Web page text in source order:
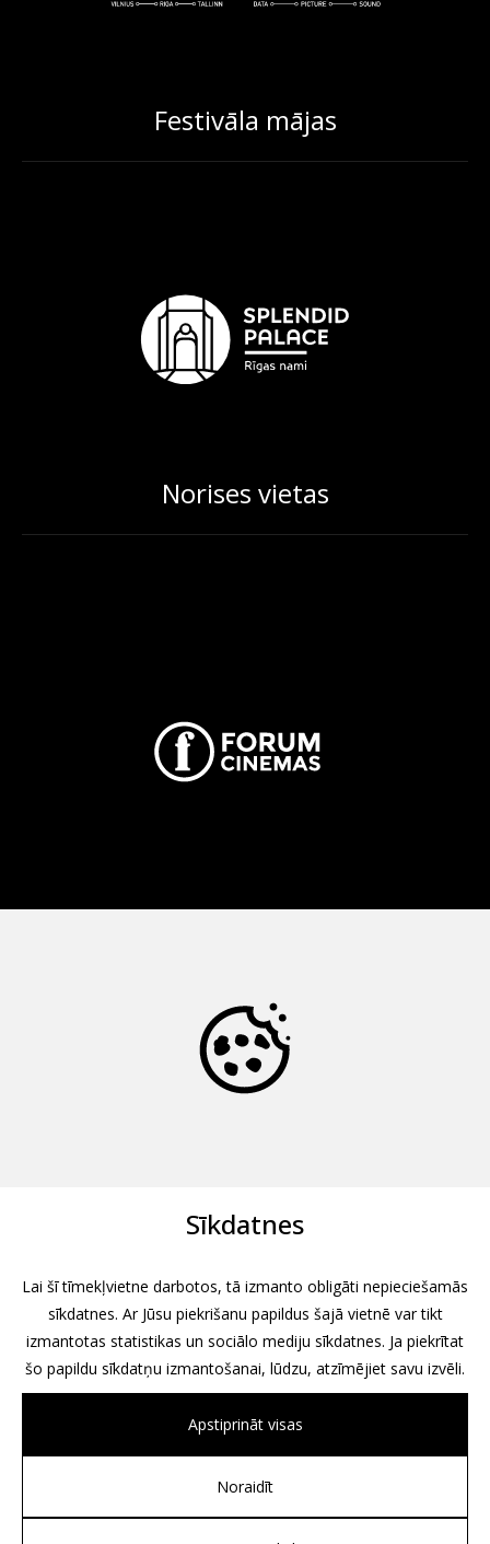
Festivāla mājas
Norises vietas
All rights reserved, 2026
Associates, Partners et Sons
Sīkdatnes
Lai šī tīmekļvietne darbotos, tā izmanto obligāti nepieciešamās
sīkdatnes. Ar Jūsu piekrišanu papildus šajā vietnē var tikt
izmantotas statistikas un sociālo mediju sīkdatnes. Ja piekrītat
šo papildu sīkdatņu izmantošanai, lūdzu, atzīmējiet savu izvēli.
Apstiprināt visas
Noraidīt